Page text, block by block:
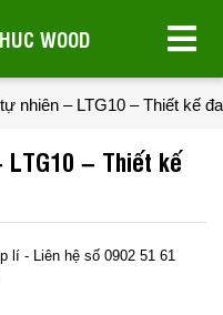
WOOD
nhiên – LTG10 – Thiết kế
LTG10 – Thiết kế
lí - Liên hệ số 0902 51 61